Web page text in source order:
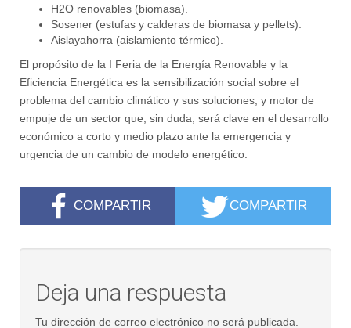
H2O renovables (biomasa).
Sosener (estufas y calderas de biomasa y pellets).
Aislayahorra (aislamiento térmico).
El propósito de la I Feria de la Energía Renovable y la
Eficiencia Energética es la sensibilización social sobre el
problema del cambio climático y sus soluciones, y motor de
empuje de un sector que, sin duda, será clave en el desarrollo
económico a corto y medio plazo ante la emergencia y
urgencia de un cambio de modelo energético.
COMPARTIR COMPARTIR
Deja una respuesta
Tu dirección de correo electrónico no será publicada.